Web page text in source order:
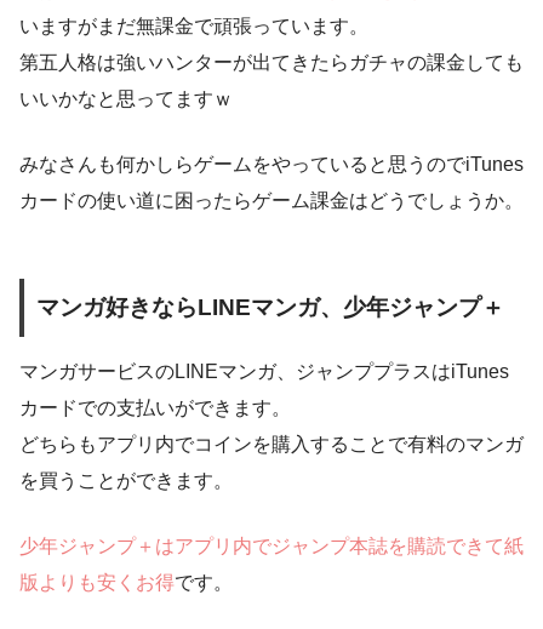
いますがまだ無課金で頑張っています。
第五人格は強いハンターが出てきたらガチャの課金しても
いいかなと思ってますｗ
みなさんも何かしらゲームをやっていると思うのでiTunes
カードの使い道に困ったらゲーム課金はどうでしょうか。
マンガ好きならLINEマンガ、少年ジャンプ＋
マンガサービスのLINEマンガ、ジャンププラスはiTunes
カードでの支払いができます。
どちらもアプリ内でコインを購入することで有料のマンガ
を買うことができます。
少年ジャンプ＋はアプリ内でジャンプ本誌を購読できて紙
版よりも安くお得です。